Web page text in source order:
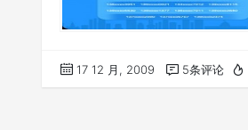
17 12 月, 2009 5条评论